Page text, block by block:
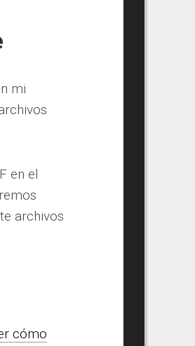
mi
en el
archivos
cómo